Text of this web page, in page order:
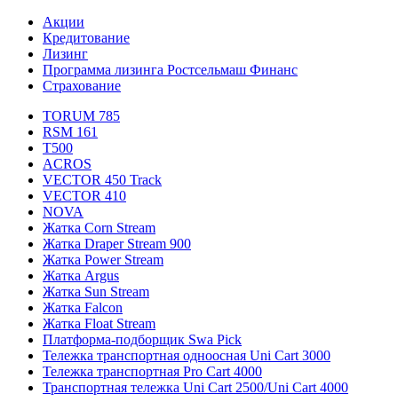
Акции
Кредитование
Лизинг
Программа лизинга Ростсельмаш Финанс
Страхование
TORUM 785
RSM 161
T500
ACROS
VECTOR 450 Track
VECTOR 410
NOVA
Жатка Corn Stream
Жатка Draper Stream 900
Жатка Power Stream
Жатка Argus
Жатка Sun Stream
Жатка Falcon
Жатка Floаt Stream
Платформа-подборщик Swa Pick
Тележка транспортная одноосная Uni Cart 3000
Тележка транспортная Pro Cart 4000
Транспортная тележка Uni Cart 2500/Uni Cart 4000